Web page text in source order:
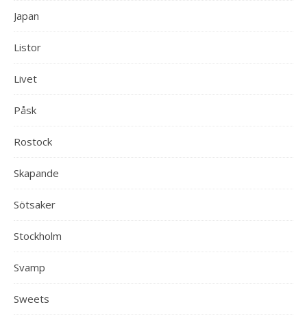
Japan
Listor
Livet
Påsk
Rostock
Skapande
Sötsaker
Stockholm
Svamp
Sweets